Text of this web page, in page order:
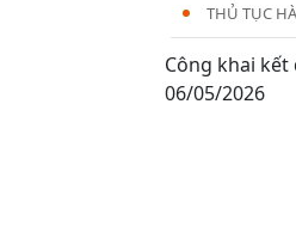
THỦ TỤC
Công khai
06/05/2026